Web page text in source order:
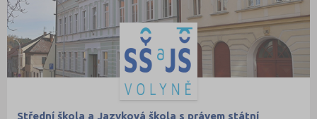
Šumperk (9)
Tábor (8)
Tachov (3)
Teplice (9)
Střední škola a Jazyková škola s právem státní